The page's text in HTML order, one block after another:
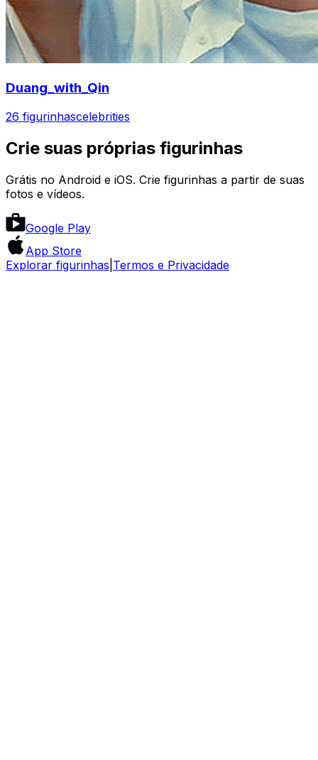
Duang_with_Qin
26 figurinhascelebrities
Crie suas próprias figurinhas
Grátis no Android e iOS. Crie figurinhas a partir de suas
fotos e vídeos.
Google Play
App Store
Explorar figurinhas Termos e Privacidade